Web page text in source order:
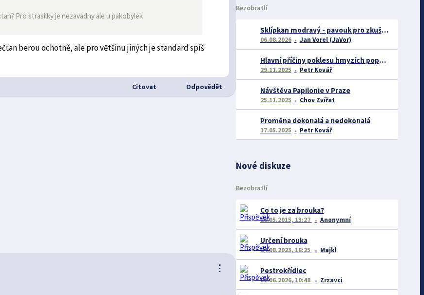
Pro strasilky je nezavadny ale u pakobylek
berou ochotně, ale pro většinu jiných je standard spíš
Citovat Odpovědět
⋮
Bezobratlí
Sklípkan modravý - pavouk pro zkušené chovatele
06.08.2026 Jan Vorel (JaVor)
Hlavní příčiny poklesu hmyzích populací
29.11.2025 Petr Kovář
Návštěva Papilonie v Praze
25.11.2025 Chov Zvířat
Proměna dokonalá a nedokonalá
17.05.2025 Petr Kovář
Nové diskuze
Bezobratlí
Co to je za brouka?
26.05.2015, 13:27 Anonymní
Určení brouka
24.08.2023, 18:25 Majkl
Pestrokřídlec
02.06.2026, 10:48 Zrzavci